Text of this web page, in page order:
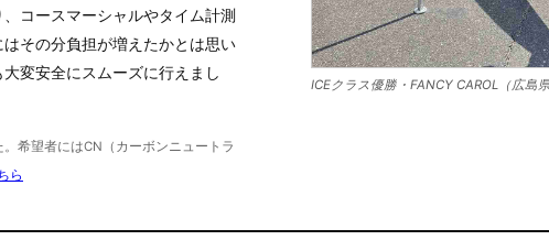
コースマーシャルやタイム計測
その分負担が増えたかとは思い
変安全にスムーズに行えまし
希望者にはCN（カーボンニュートラ
ら
ICEクラス優勝・FANCY CAROL（広島県